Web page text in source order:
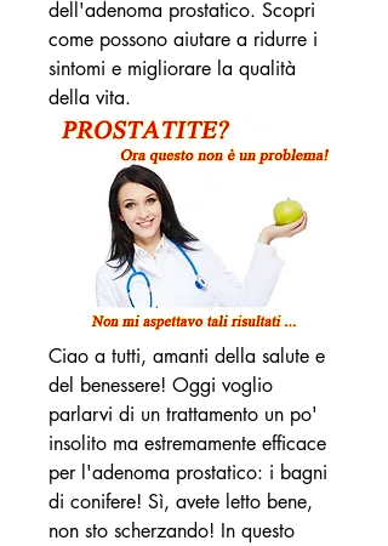
dell'adenoma prostatico. Scopri
come possono aiutare a ridurre i
sintomi e migliorare la qualità
della vita.
Ciao a tutti, amanti della salute e
del benessere! Oggi voglio
parlarvi di un trattamento un po'
insolito ma estremamente efficace
per l'adenoma prostatico: i bagni
di conifere! Sì, avete letto bene,
non sto scherzando! In questo